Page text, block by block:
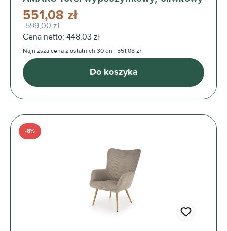
551,08 zł
599,00 zł
Cena netto: 448,03 zł
Najniższa cena z ostatnich 30 dni: 551,08 zł
Do koszyka
-8%